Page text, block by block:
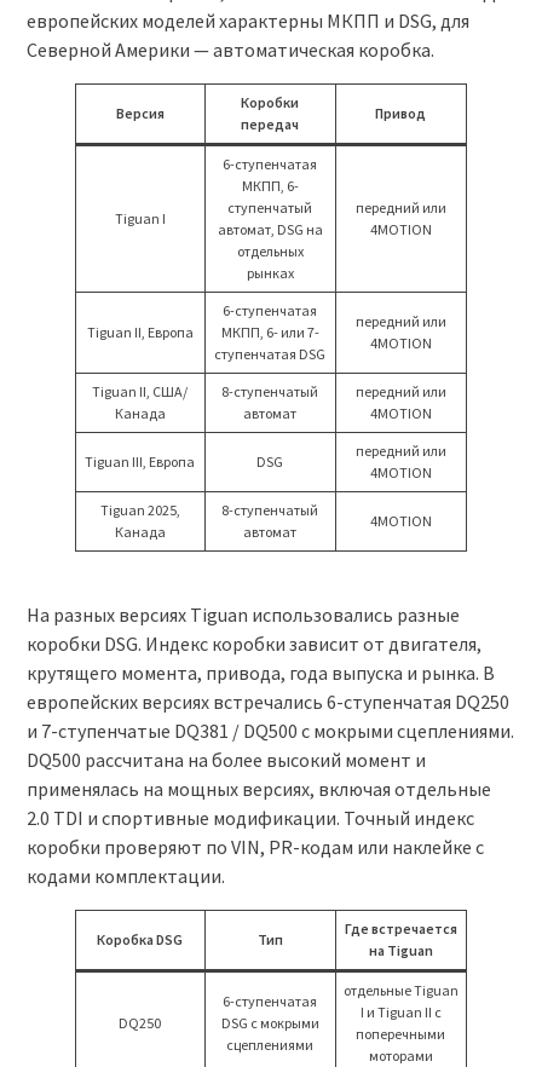
европейских моделей характерны МКПП и DSG, для
Северной Америки — автоматическая коробка.
Версия
Коробки
передач
Привод
Tiguan I
6-ступенчатая
МКПП, 6-
ступенчатый
автомат, DSG на
отдельных
рынках
передний или
4MOTION
Tiguan II, Европа
6-ступенчатая
МКПП, 6- или 7-
ступенчатая DSG
передний или
4MOTION
Tiguan II, США/
Канада
8-ступенчатый
автомат
передний или
4MOTION
Tiguan III, Европа DSG
передний или
4MOTION
Tiguan 2025,
Канада
8-ступенчатый
автомат
4MOTION
На разных версиях Tiguan использовались разные
коробки DSG. Индекс коробки зависит от двигателя,
крутящего момента, привода, года выпуска и рынка. В
европейских версиях встречались 6-ступенчатая DQ250
и 7-ступенчатые DQ381 / DQ500 с мокрыми сцеплениями.
DQ500 рассчитана на более высокий момент и
применялась на мощных версиях, включая отдельные
2.0 TDI и спортивные модификации. Точный индекс
коробки проверяют по VIN, PR-кодам или наклейке с
кодами комплектации.
Коробка DSG Тип
Где встречается
на Tiguan
DQ250
6-ступенчатая
DSG с мокрыми
сцеплениями
отдельные Tiguan
I и Tiguan II с
поперечными
моторами